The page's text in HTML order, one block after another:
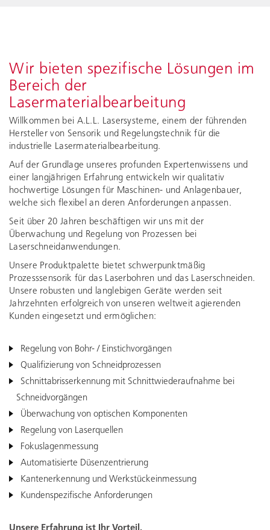
Wir bieten spezifische Lösungen im
Bereich der
Lasermaterialbearbeitung
Willkommen bei A.L.L. Lasersysteme, einem der führenden
Hersteller von Sensorik und Regelungstechnik für die
industrielle Lasermaterialbearbeitung.
Auf der Grundlage unseres profunden Expertenwissens und
einer langjährigen Erfahrung entwickeln wir qualitativ
hochwertige Lösungen für Maschinen- und Anlagenbauer,
welche sich flexibel an deren Anforderungen anpassen.
Seit über 20 Jahren beschäftigen wir uns mit der
Überwachung und Regelung von Prozessen bei
Laserschneidanwendungen.
Unsere Produktpalette bietet schwerpunktmäßig
Prozesssensorik für das Laserbohren und das Laserschneiden.
Unsere robusten und langlebigen Geräte werden seit
Jahrzehnten erfolgreich von unseren weltweit agierenden
Kunden eingesetzt und ermöglichen:
Regelung von Bohr- / Einstichvorgängen
Qualifizierung von Schneidprozessen
Schnittabrisserkennung mit Schnittwiederaufnahme bei
Schneidvorgängen
Überwachung von optischen Komponenten
Regelung von Laserquellen
Fokuslagenmessung
Automatisierte Düsenzentrierung
Kantenerkennung und Werkstückeinmessung
Kundenspezifische Anforderungen